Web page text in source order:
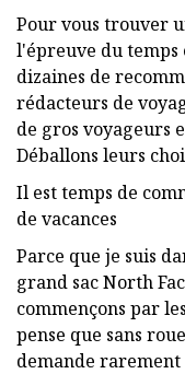
Pour vous trouver
l'épreuve du temps
dizaines de
rédacteurs de
de gros voyageurs
Déballons leurs
Il est temps de
de vacances
Parce que je suis
grand sac North
commençons par
pense que sans
demande